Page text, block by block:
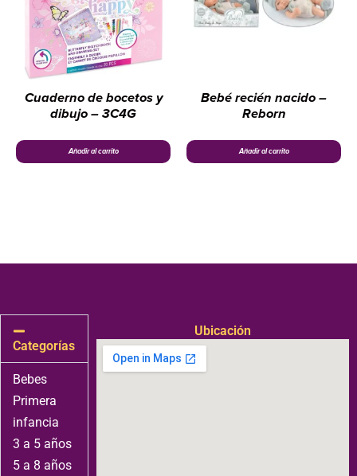
Cuaderno de bocetos y
dibujo – 3C4G
Añadir al carrito
Bebé recién nacido –
Reborn
Añadir al carrito
Categorías
Bebes
Primera
infancia
3 a 5 años
5 a 8 años
Ubicación